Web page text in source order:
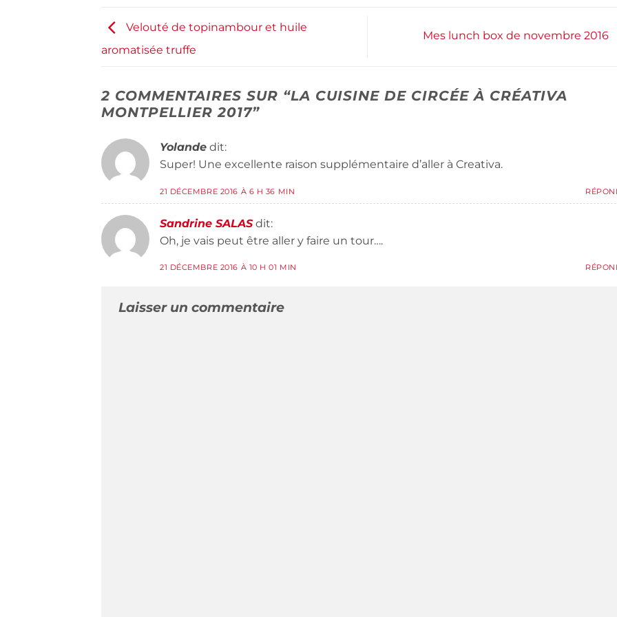
Velouté de topinambour et huile
aromatisée truffe
Mes lunch box de novembre 2016
2 COMMENTAIRES SUR “LA CUISINE DE CIRCÉE À CRÉATIVA
MONTPELLIER 2017”
Yolande dit:
Super! Une excellente raison supplémentaire d’aller à Creativa.
21 DÉCEMBRE 2016 À 6 H 36 MIN
Sandrine SALAS dit:
Oh, je vais peut être aller y faire un tour….
21 DÉCEMBRE 2016 À 10 H 01 MIN
Laisser un commentaire